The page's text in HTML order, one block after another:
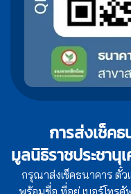
การส่งเช็คธ
มูลนิธิราชประชานุ
กรุณาส่งเช็คธนาคาร ตั๋